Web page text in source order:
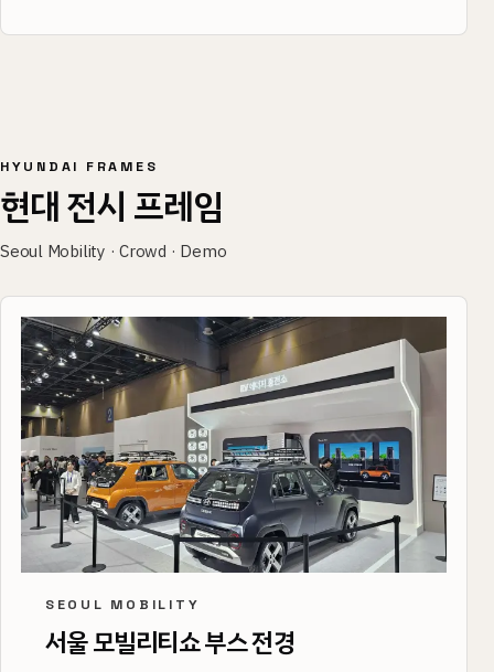
HYUNDAI FRAMES
현대 전시 프레임
Seoul Mobility · Crowd · Demo
SEOUL MOBILITY
서울 모빌리티쇼 부스 전경